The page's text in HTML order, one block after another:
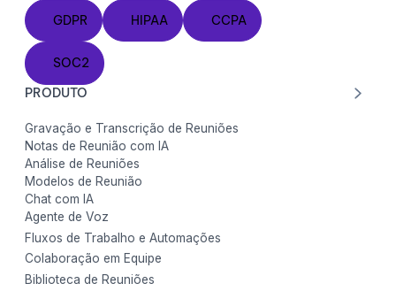
GDPR
GDPR
HIPAA
HIPAA
CCPA
CCPA
SOC2
SOC2
PRODUTO
Gravação e Transcrição de Reuniões
Notas de Reunião com IA
Análise de Reuniões
Modelos de Reunião
Chat com IA
Agente de Voz
Fluxos de Trabalho e Automações
Colaboração em Equipe
Biblioteca de Reuniões